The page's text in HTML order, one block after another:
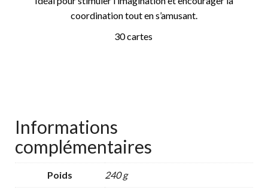
coordination tout en s’amusant.
30 cartes
Informations
complémentaires
Poids 240 g